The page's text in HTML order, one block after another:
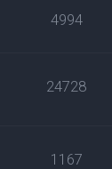
4994
24728
1167